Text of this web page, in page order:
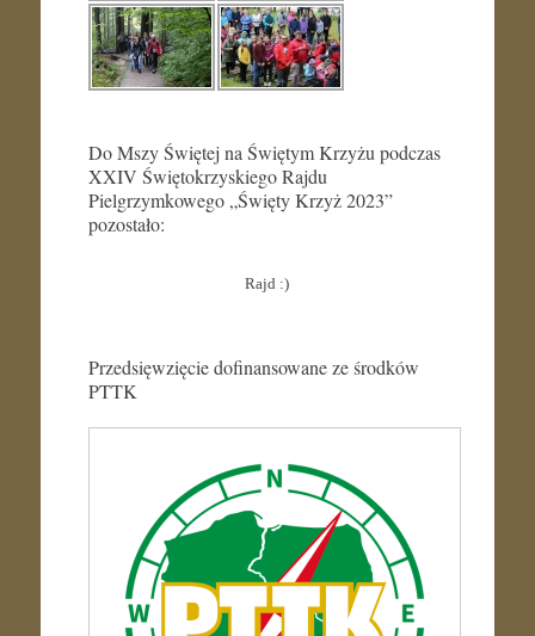
Do Mszy Świętej na Świętym Krzyżu podczas
XXIV Świętokrzyskiego Rajdu
Pielgrzymkowego „Święty Krzyż 2023”
pozostało:
Rajd :)
Przedsięwzięcie dofinansowane ze środków
PTTK